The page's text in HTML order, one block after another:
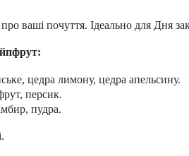
ваші почуття. Ідеально для Дня
цедра лимону, цедра апельсину.
персик.
пудра.